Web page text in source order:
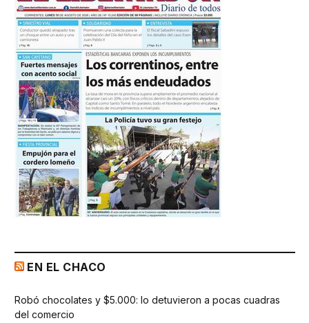
EN EL CHACO
Robó chocolates y $5.000: lo detuvieron a pocas cuadras
del comercio